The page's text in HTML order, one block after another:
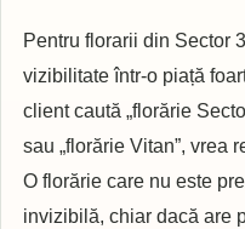
Pentru florarii din Sector
vizibilitate într-o piață
client caută „florărie
sau „florărie Vitan”, vrea
O florărie care nu este
invizibilă, chiar dacă are